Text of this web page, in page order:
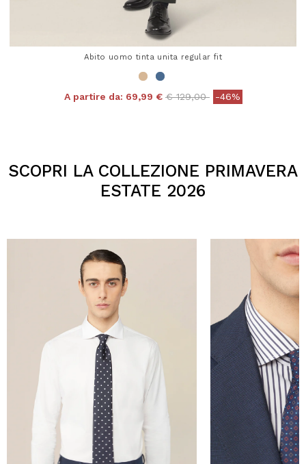
Abito uomo tinta unita regular fit
A partire da: 69,99 € Price reduced from
€ 129,00to-46%
SCOPRI LA COLLEZIONE PRIMAVERA
ESTATE 2026